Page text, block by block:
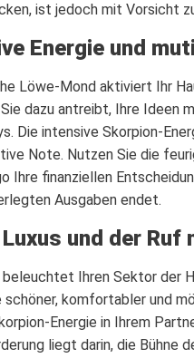
ist jedoch mit Vorsicht
Energie und
Löwe-Mond aktiviert Ihr
dazu antreibt, Ihre Ideen
Die intensive Skorpion-
Note. Nutzen Sie die
Ihre finanziellen
Ausgaben endet.
und der Ruf
Ihren Sektor der
schöner, komfortabler und
Energie in Ihrem
liegt darin, die Bühne